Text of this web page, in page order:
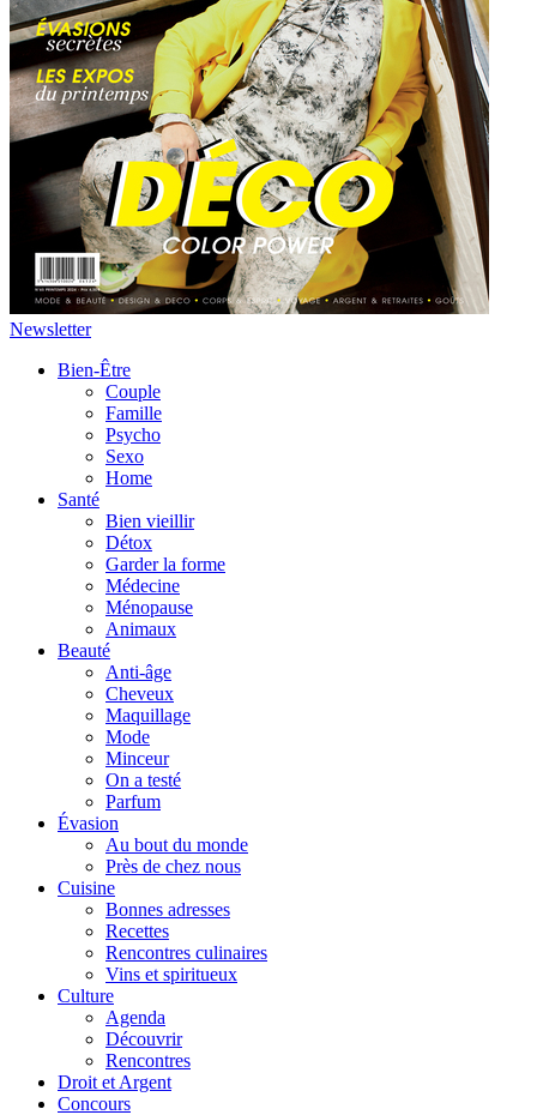
Newsletter
Bien-Être
Couple
Famille
Psycho
Sexo
Home
Santé
Bien vieillir
Détox
Garder la forme
Médecine
Ménopause
Animaux
Beauté
Anti-âge
Cheveux
Maquillage
Mode
Minceur
On a testé
Parfum
Évasion
Au bout du monde
Près de chez nous
Cuisine
Bonnes adresses
Recettes
Rencontres culinaires
Vins et spiritueux
Culture
Agenda
Découvrir
Rencontres
Droit et Argent
Concours